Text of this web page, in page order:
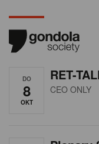
DO
8
OKT
RET-
CEO ONLY